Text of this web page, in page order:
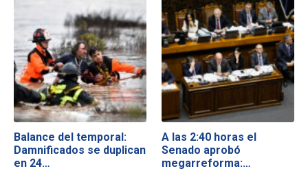
Balance del temporal:
Damnificados se duplican
en 24…
A las 2:40 horas el
Senado aprobó
megarreforma:…